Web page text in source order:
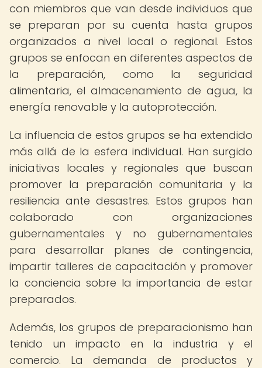
con miembros que van desde individuos que
se preparan por su cuenta hasta grupos
organizados a nivel local o regional. Estos
grupos se enfocan en diferentes aspectos de
la preparación, como la seguridad
alimentaria, el almacenamiento de agua, la
energía renovable y la autoprotección.
La influencia de estos grupos se ha extendido
más allá de la esfera individual. Han surgido
iniciativas locales y regionales que buscan
promover la preparación comunitaria y la
resiliencia ante desastres. Estos grupos han
colaborado con organizaciones
gubernamentales y no gubernamentales
para desarrollar planes de contingencia,
impartir talleres de capacitación y promover
la conciencia sobre la importancia de estar
preparados.
Además, los grupos de preparacionismo han
tenido un impacto en la industria y el
comercio. La demanda de productos y